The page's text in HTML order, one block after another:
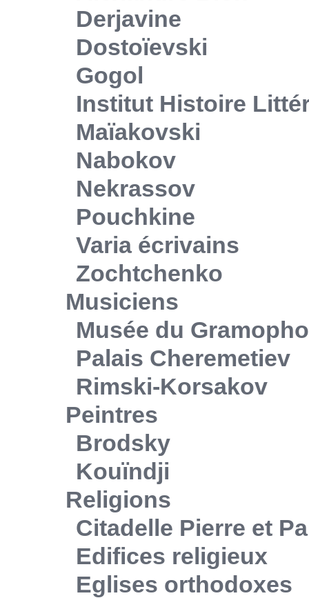
Derjavine
Dostoïevski
Gogol
Institut Histoire
Maïakovski
Nabokov
Nekrassov
Pouchkine
Varia écrivains
Zochtchenko
Musiciens
Musée du
Palais Cheremetiev
Rimski-Korsakov
Peintres
Brodsky
Kouïndji
Religions
Citadelle Pierre et
Edifices religieux
Eglises orthodoxes